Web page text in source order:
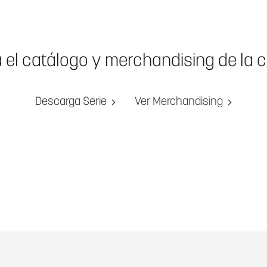
el catálogo y merchandising de la
Descarga Serie Ver Merchandising